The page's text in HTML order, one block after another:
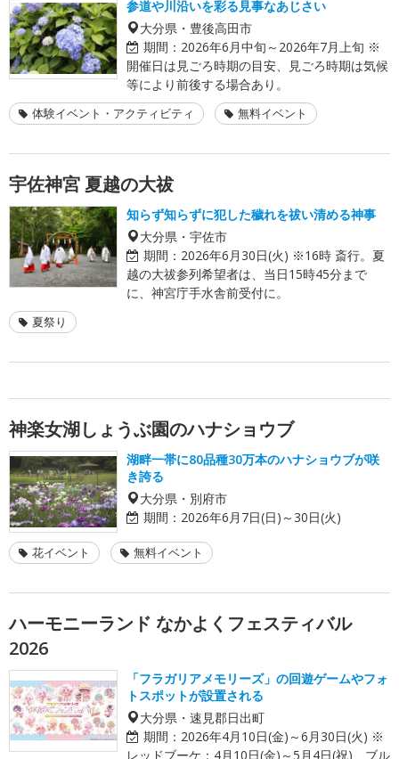
参道や川沿いを彩る見事なあじさい
大分県・豊後高田市
期間： 2026年6月中旬～2026年7月上旬 ※
開催日は見ごろ時期の目安、見ごろ時期は気候
等により前後する場合あり。
体験イベント・アクティビティ 無料イベント
宇佐神宮 夏越の大祓
知らず知らずに犯した穢れを祓い清める神事
大分県・宇佐市
期間： 2026年6月30日(火) ※16時 斎行。夏
越の大祓参列希望者は、当日15時45分まで
に、神宮庁手水舎前受付に。
夏祭り
神楽女湖しょうぶ園のハナショウブ
湖畔一帯に80品種30万本のハナショウブが咲
き誇る
大分県・別府市
期間： 2026年6月7日(日)～30日(火)
花イベント 無料イベント
ハーモニーランド なかよくフェスティバル
2026
「フラガリアメモリーズ」の回遊ゲームやフォ
トスポットが設置される
大分県・速見郡日出町
期間： 2026年4月10日(金)～6月30日(火) ※
レッドブーケ：4月10日(金)～5月4日(祝)、ブル